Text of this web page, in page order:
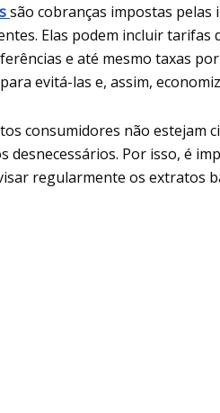
são cobranças impostas
Elas podem incluir tarifas
e até mesmo taxas
evitá-las e, assim,
consumidores não estejam
desnecessários. Por isso, é
regularmente os extratos